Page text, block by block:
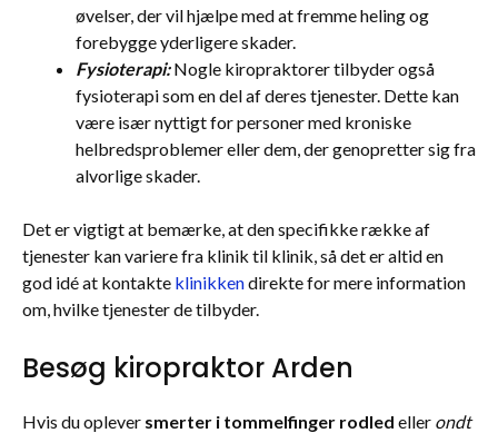
øvelser, der vil hjælpe med at fremme heling og
forebygge yderligere skader.
Fysioterapi:Nogle kiropraktorer tilbyder også
fysioterapi som en del af deres tjenester. Dette kan
være især nyttigt for personer med kroniske
helbredsproblemer eller dem, der genopretter sig fra
alvorlige skader.
Det er vigtigt at bemærke, at den specifikke række af
tjenester kan variere fra klinik til klinik, så det er altid en
god idé at kontakte klinikkendirekte for mere information
om, hvilke tjenester de tilbyder.
Besøg kiropraktor Arden
Hvis du oplever smerter i tommelfinger rodled eller ondt